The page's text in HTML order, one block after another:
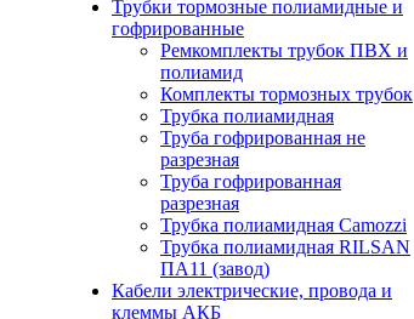
Трубки тормозные полиамидные и
гофрированные
Ремкомплекты трубок ПВХ и
полиамид
Комплекты тормозных трубок
Трубка полиамидная
Труба гофрированная не
разрезная
Труба гофрированная
разрезная
Трубка полиамидная Camozzi
Трубка полиамидная RILSAN
ПА11 (завод)
Кабели электрические, провода и
клеммы АКБ